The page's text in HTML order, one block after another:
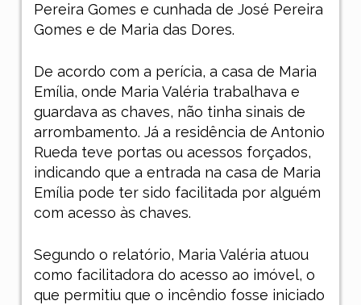
Pereira Gomes e cunhada de José Pereira
Gomes e de Maria das Dores.
De acordo com a perícia, a casa de Maria
Emília, onde Maria Valéria trabalhava e
guardava as chaves, não tinha sinais de
arrombamento. Já a residência de Antonio
Rueda teve portas ou acessos forçados,
indicando que a entrada na casa de Maria
Emília pode ter sido facilitada por alguém
com acesso às chaves.
Segundo o relatório, Maria Valéria atuou
como facilitadora do acesso ao imóvel, o
que permitiu que o incêndio fosse iniciado